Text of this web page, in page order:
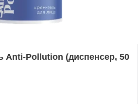
Anti-Pollution (диспенсер, 50